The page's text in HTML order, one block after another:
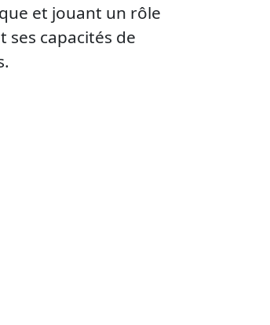
et jouant un rôle
ses capacités de